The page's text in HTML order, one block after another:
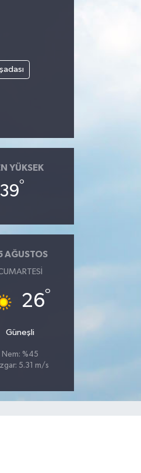
YÜKSEK
°
AĞUSTOS
26°
Güneşli
Nem: %45
5.31 m/s